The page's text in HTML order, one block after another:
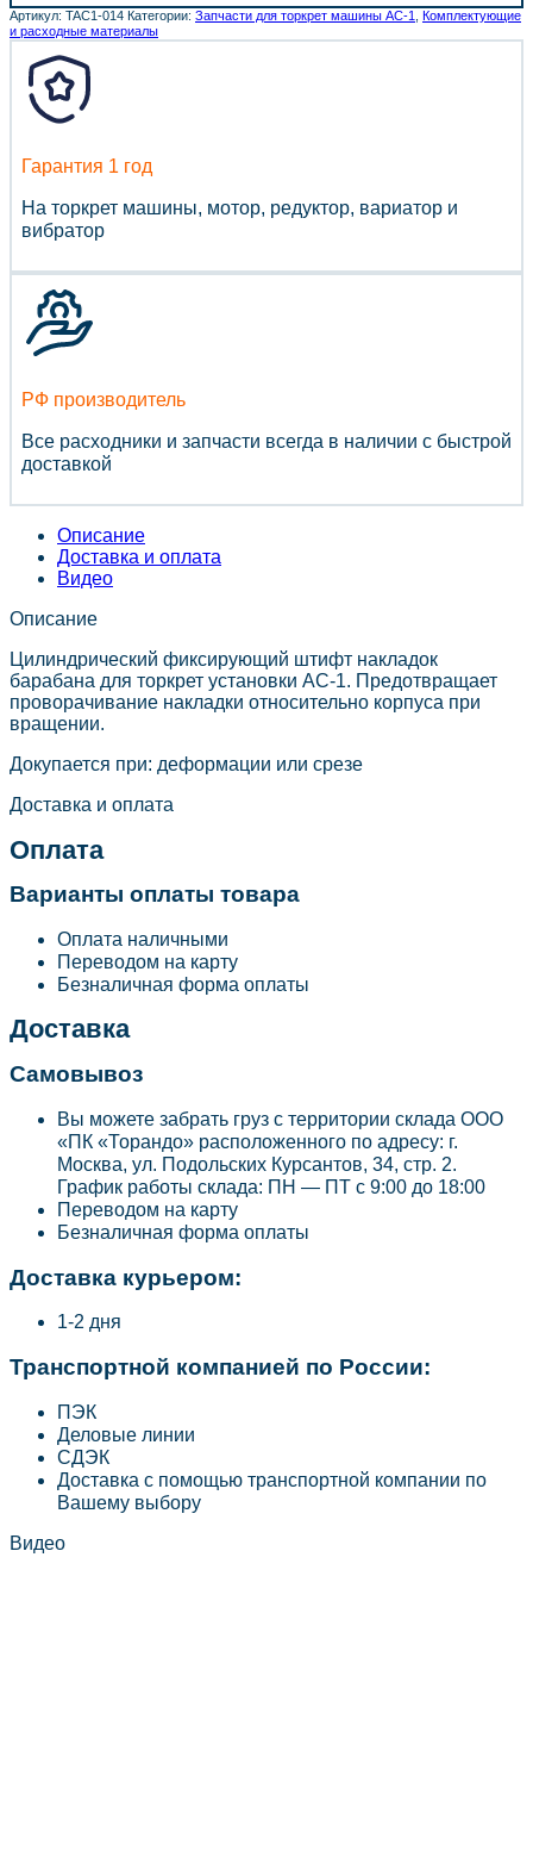
Артикул: TAC1-014 Категории: Запчасти для торкрет машины АС-1, Комплектующие
и расходные материалы
Гарантия 1 год
На торкрет машины, мотор, редуктор, вариатор и
вибратор
РФ производитель
Все расходники и запчасти всегда в наличии с быстрой
доставкой
Описание
Доставка и оплата
Видео
Описание
Цилиндрический фиксирующий штифт накладок
барабана для торкрет установки АС-1. Предотвращает
проворачивание накладки относительно корпуса при
вращении.
Докупается при: деформации или срезе
Доставка и оплата
Оплата
Варианты оплаты товара
Оплата наличными
Переводом на карту
Безналичная форма оплаты
Доставка
Самовывоз
Вы можете забрать груз с территории склада ООО
«ПК «Торандо» расположенного по адресу: г.
Москва, ул. Подольских Курсантов, 34, стр. 2.
График работы склада: ПН — ПТ с 9:00 до 18:00
Переводом на карту
Безналичная форма оплаты
Доставка курьером:
1-2 дня
Транспортной компанией по России:
ПЭК
Деловые линии
СДЭК
Доставка с помощью транспортной компании по
Вашему выбору
Видео